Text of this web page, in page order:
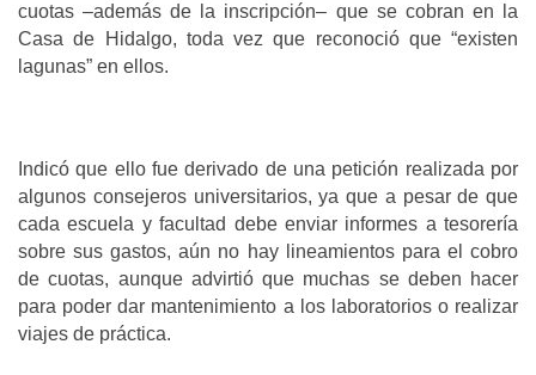
cuotas –además de la inscripción– que se cobran en la
Casa de Hidalgo, toda vez que reconoció que “existen
lagunas” en ellos.
Indicó que ello fue derivado de una petición realizada por
algunos consejeros universitarios, ya que a pesar de que
cada escuela y facultad debe enviar informes a tesorería
sobre sus gastos, aún no hay lineamientos para el cobro
de cuotas, aunque advirtió que muchas se deben hacer
para poder dar mantenimiento a los laboratorios o realizar
viajes de práctica.